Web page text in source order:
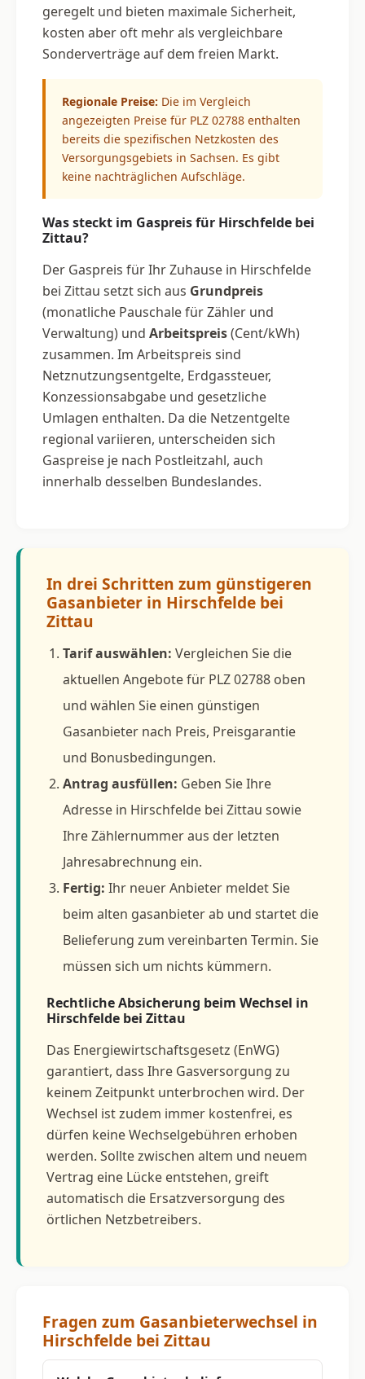
geregelt und bieten maximale Sicherheit,
kosten aber oft mehr als vergleichbare
Sonderverträge auf dem freien Markt.
Regionale Preise: Die im Vergleich
angezeigten Preise für PLZ 02788 enthalten
bereits die spezifischen Netzkosten des
Versorgungsgebiets in Sachsen. Es gibt
keine nachträglichen Aufschläge.
Was steckt im Gaspreis für Hirschfelde bei
Zittau?
Der Gaspreis für Ihr Zuhause in Hirschfelde
bei Zittau setzt sich aus Grundpreis
(monatliche Pauschale für Zähler und
Verwaltung) und Arbeitspreis(Cent/kWh)
zusammen. Im Arbeitspreis sind
Netznutzungsentgelte, Erdgassteuer,
Konzessionsabgabe und gesetzliche
Umlagen enthalten. Da die Netzentgelte
regional variieren, unterscheiden sich
Gaspreise je nach Postleitzahl, auch
innerhalb desselben Bundeslandes.
In drei Schritten zum günstigeren
Gasanbieter in Hirschfelde bei
Zittau
Tarif auswählen: Vergleichen Sie die
aktuellen Angebote für PLZ 02788 oben
und wählen Sie einen günstigen
Gasanbieter nach Preis, Preisgarantie
und Bonusbedingungen.
Antrag ausfüllen: Geben Sie Ihre
Adresse in Hirschfelde bei Zittau sowie
Ihre Zählernummer aus der letzten
Jahresabrechnung ein.
Fertig: Ihr neuer Anbieter meldet Sie
beim alten gasanbieter ab und startet die
Belieferung zum vereinbarten Termin. Sie
müssen sich um nichts kümmern.
Rechtliche Absicherung beim Wechsel in
Hirschfelde bei Zittau
Das Energiewirtschaftsgesetz (EnWG)
garantiert, dass Ihre Gasversorgung zu
keinem Zeitpunkt unterbrochen wird. Der
Wechsel ist zudem immer kostenfrei, es
dürfen keine Wechselgebühren erhoben
werden. Sollte zwischen altem und neuem
Vertrag eine Lücke entstehen, greift
automatisch die Ersatzversorgung des
örtlichen Netzbetreibers.
Fragen zum Gasanbieterwechsel in
Hirschfelde bei Zittau